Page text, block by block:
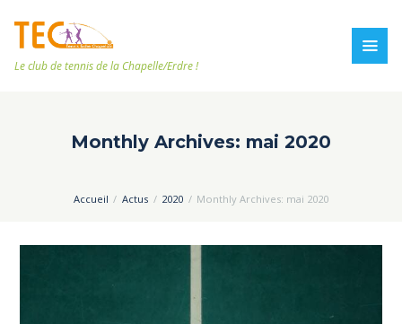
Le club de tennis de la Chapelle/Erdre !
Monthly Archives: mai 2020
Accueil Actus 2020 Monthly Archives: mai 2020